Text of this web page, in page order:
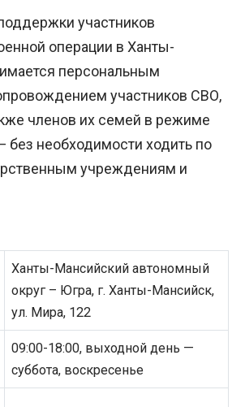
участников
операции в Ханты-
персональным
участников СВО,
членов их семей в режиме
без необходимости ходить по
учреждениям и
Ханты-Мансийский автономный
округ – Югра, г. Ханты-Мансийск,
ул. Мира, 122
09:00-18:00, выходной день —
суббота, воскресенье